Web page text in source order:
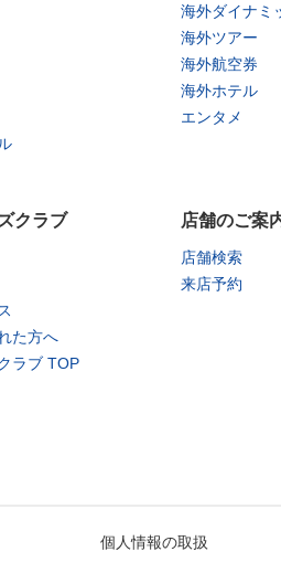
海外ダイナミ
海外ツアー
海外航空券
海外ホテル
エンタメ
クラブ
た方へ
ラブ TOP
店舗のご案
店舗検索
来店予約
個人情報の取扱